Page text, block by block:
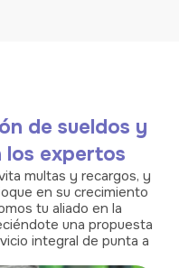
de sueldos y
los expertos
multas y recargos, y
en su crecimiento
tu aliado en la
una propuesta
integral de punta a